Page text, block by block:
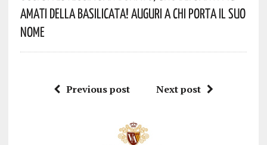
Amati Della Basilicata! Auguri A Chi Porta Il Suo
Nome
Previous post Next post